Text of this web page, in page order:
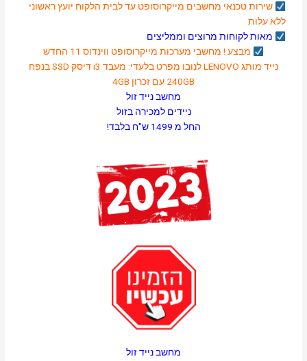
שירות טכנאי מחשבים מייקרוסופט עד לבית הלקוח יועץ ראשוני
ללא עלות
מאות לקוחות מרוצים וממליצים
מבצע ! מחשבי מערכות מייקרוסופט ווינדוס 11 החדש
נייד מותג LENOVO לנובו מפרט בלעדי: מעבד i3 דיסק SSD בנפח
240GB עם זכרון 4GB
מחשב נייד זול
ניידים למכירה בזול
החל מ 1499 ש"ח בלבד!
מחשב נייד זול